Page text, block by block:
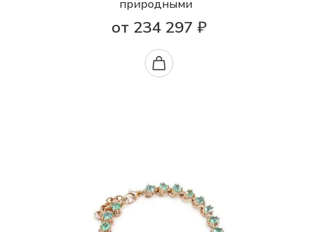
природными
от 234 297 ₽